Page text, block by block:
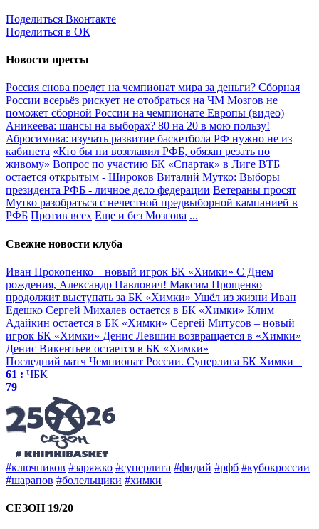
Поделиться Вконтакте
Поделиться в ОК
Новости прессы
Россия снова поедет на чемпионат мира за деньги? Сборная
России всерьёз рискует не отобраться на ЧМ Мозгов не
поможет сборной России на чемпионате Европы (видео)
Аникеева: шансы на выборах? 80 на 20 в мою пользу!
Абросимова: изучать развитие баскетбола РФ нужно не из
кабинета «Кто бы ни возглавил РФБ, обязан резать по
живому» Вопрос по участию БК «Спартак» в Лиге ВТБ
остается открытым - Широков Виталий Мутко: Выборы
президента РФБ - личное дело федерации Ветераны просят
Мутко разобраться с нечестной предвыборной кампанией в
РФБ Против всех Еще и без Мозгова ...
Свежие новости клуба
Иван Прокопенко – новый игрок БК «Химки» С Днем
рождения, Александр Павлович! Максим Прощенко
продолжит выступать за БК «Химки» Ушёл из жизни Иван
Едешко Сергей Михалев остается в БК «Химки» Клим
Адайкин остается в БК «Химки» Сергей Митусов – новый
игрок БК «Химки» Денис Левшин возвращается в «Химки»
Денис Викентьев остается в БК «Химки»
Последний матч Чемпионат России. Суперлига БК Химки
61 : ЧБК
79
#ключников #заряжко #суперлига #фидий #рфб #кубокроссии
#шарапов #болельщики #химки
СЕЗОН 19/20